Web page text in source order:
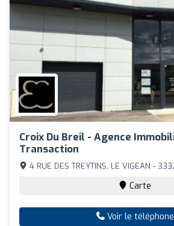
Croix Du Breil - Agence
Transaction
4 RUE DES TREYTINS, LE VIGEAN -
Carte
Voir le téléphone